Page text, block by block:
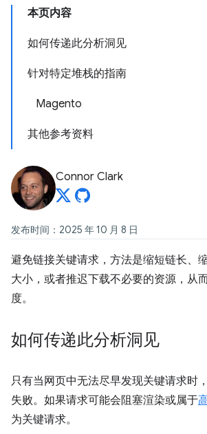
本页内容
如何传递此分析洞见
针对特定堆栈的指南
Magento
其他参考资料
Connor Clark
发布时间：2025 年 10 月 8 日
避免链接关键请求，方法是缩短链长、
大小，或者推迟下载不必要的资源，从
度。
如何传递此分析洞见
只有当网页中无法尽早发现关键请求时
失败。如果请求可能会阻塞渲染或属于
为关键请求。